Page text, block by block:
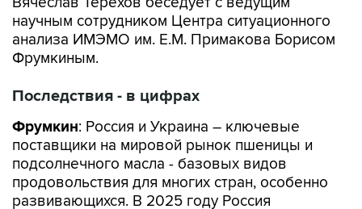
научным сотрудником Центра ситуационного
анализа ИМЭМО им. Е.М. Примакова Борисом
Фрумкиным.
Последствия - в цифрах
Фрумкин: Россия и Украина – ключевые
поставщики на мировой рынок пшеницы и
подсолнечного масла - базовых видов
продовольствия для многих стран, особенно
развивающихся. В 2025 году Россия